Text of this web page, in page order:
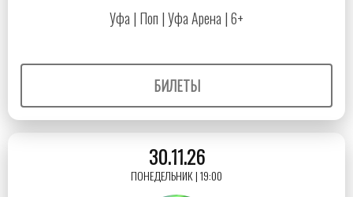
Уфа | Поп | Уфа Арена | 6+
БИЛЕТЫ
30.11.26
ПОНЕДЕЛЬНИК | 19:00